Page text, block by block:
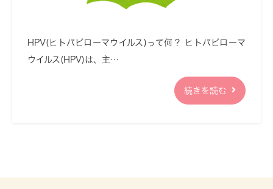
HPV(ヒトパピローマウイルス)って何？ ヒトパピローマ
ウイルス(HPV)は、主…
続きを読む